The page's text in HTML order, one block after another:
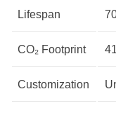
Lifespan
CO₂ Footprint
Customization